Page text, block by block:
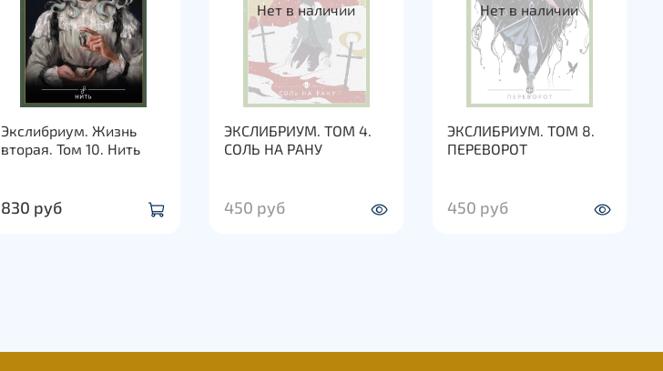
Экслибриум. Жизнь
вторая. Том 10. Нить
830 руб
Нет в наличии
ЭКСЛИБРИУМ. ТОМ 4.
СОЛЬ НА РАНУ
450 руб
Нет в наличии
ЭКСЛИБРИУМ. ТОМ 8.
ПЕРЕВОРОТ
450 руб